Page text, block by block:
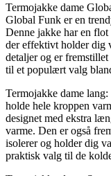
Termojakke dame
Global Funk er en
Denne jakke har en flot
der effektivt holder dig
detaljer og er
til et populært valg
Termojakke dame
holde hele kroppen
designet med ekstra
varme. Den er også
isolerer og holder dig
praktisk valg til de